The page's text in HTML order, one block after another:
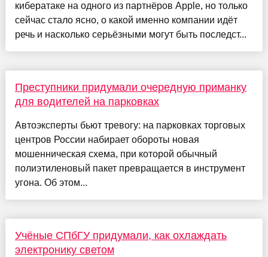
кибератаке на одного из партнёров Apple, но только
сейчас стало ясно, о какой именно компании идёт
речь и насколько серьёзными могут быть последст...
Преступники придумали очередную приманку
для водителей на парковках
Автоэксперты бьют тревогу: на парковках торговых
центров России набирает обороты новая
мошенническая схема, при которой обычный
полиэтиленовый пакет превращается в инструмент
угона. Об этом...
Учёные СПбГУ придумали, как охлаждать
электронику светом